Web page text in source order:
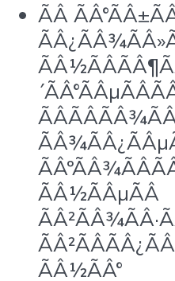
ÃÂ
ÃÂ½ÃÂµÃÂ
ÃÂ½ÃÂ°